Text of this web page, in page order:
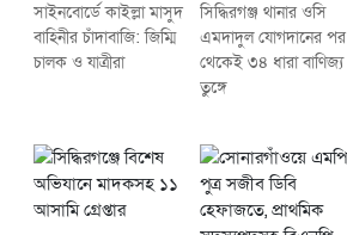
সাইনবোর্ডে কাইল্লা মাসুদ
বাহিনীর চাঁদাবাজি: জিম্মি
চালক ও যাত্রীরা
সিদ্ধিরগঞ্জ থানার ওসি
এমদাদুল যোগদানের পর
থেকেই ৩৪ ধারা বাণিজ্য
তুঙ্গে